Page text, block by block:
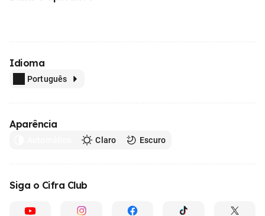
Idioma
Português
Aparência
Claro Escuro
Siga o Cifra Club